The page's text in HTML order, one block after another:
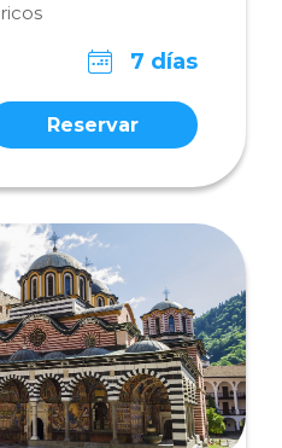
7 días
Reservar